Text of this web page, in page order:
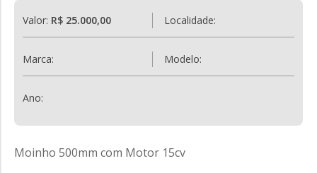
Valor: R$ 25.000,00 Localidade:
Marca: Modelo:
Ano:
Moinho 500mm com Motor 15cv